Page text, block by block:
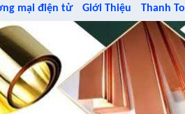
mại điện tử Giới Thiệu Thanh